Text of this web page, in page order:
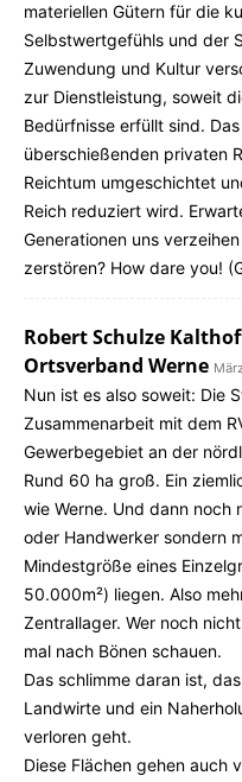
materiellen Gütern für die
Selbstwertgefühls und der
Zuwendung und Kultur
zur Dienstleistung, soweit
Bedürfnisse erfüllt sind.
überschießenden privaten
Reichtum umgeschichtet
Reich reduziert wird.
Generationen uns
zerstören? How dare you!
Robert Schulze
Ortsverband Werne
Nun ist es also soweit: Die
Zusammenarbeit mit dem
Gewerbegebiet an der
Rund 60 ha groß. Ein
wie Werne. Und dann noch
oder Handwerker sondern
Mindestgröße eines
50.000m²) liegen. Also
Zentrallager. Wer noch
mal nach Bönen schauen.
Das schlimme daran ist,
Landwirte und ein
verloren geht.
Diese Flächen gehen auch